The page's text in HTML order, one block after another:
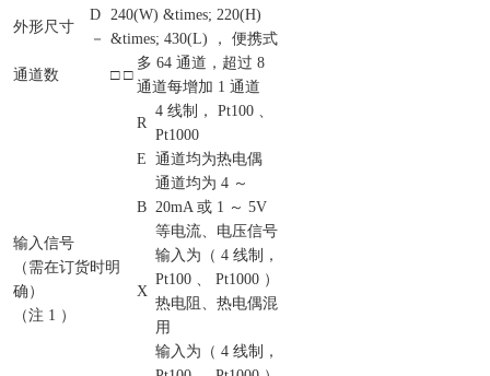
外形尺寸
D
－
240(W) &times; 220(H)
&times; 430(L) ， 便携式
通道数 □ □
多 64 通道，超过 8
通道每增加 1 通道
输入信号
（需在订货时明
确）
（注 1 ）
R
4 线制， Pt100 、
Pt1000
E 通道均为热电偶
B
通道均为 4 ～
20mA 或 1 ～ 5V
等电流、电压信号
X
输入为（ 4 线制，
Pt100 、 Pt1000 ）
热电阻、热电偶混
用
输入为（ 4 线制，